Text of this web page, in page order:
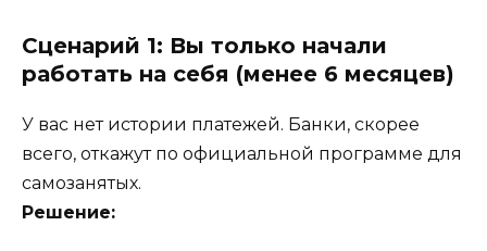
Сценарий 1: Вы только начали
работать на себя (менее 6 месяцев)
У вас нет истории платежей. Банки, скорее
всего, откажут по официальной программе для
самозанятых.
Решение: